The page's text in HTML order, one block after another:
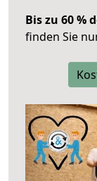
Bis zu 60 %
finden Sie